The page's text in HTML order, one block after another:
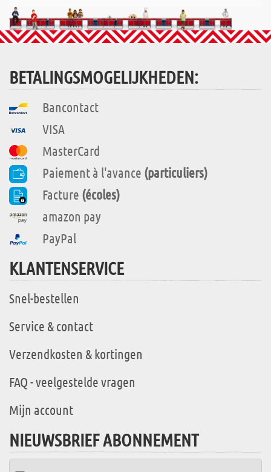
BETALINGSMOGELIJKHEDEN:
Bancontact
VISA
MasterCard
Paiement à l'avance (particuliers)
Facture (écoles)
amazon pay
PayPal
KLANTENSERVICE
Snel-bestellen
Service & contact
Verzendkosten & kortingen
FAQ - veelgestelde vragen
Mijn account
NIEUWSBRIEF ABONNEMENT